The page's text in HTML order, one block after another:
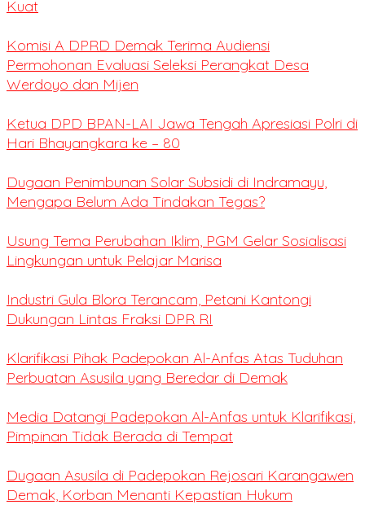
Kuat
Komisi A DPRD Demak Terima Audiensi
Permohonan Evaluasi Seleksi Perangkat Desa
Werdoyo dan Mijen
Ketua DPD BPAN-LAI Jawa Tengah Apresiasi Polri di
Hari Bhayangkara ke – 80
Dugaan Penimbunan Solar Subsidi di Indramayu,
Mengapa Belum Ada Tindakan Tegas?
Usung Tema Perubahan Iklim, PGM Gelar Sosialisasi
Lingkungan untuk Pelajar Marisa
Industri Gula Blora Terancam, Petani Kantongi
Dukungan Lintas Fraksi DPR RI
Klarifikasi Pihak Padepokan Al-Anfas Atas Tuduhan
Perbuatan Asusila yang Beredar di Demak
Media Datangi Padepokan Al-Anfas untuk Klarifikasi,
Pimpinan Tidak Berada di Tempat
Dugaan Asusila di Padepokan Rejosari Karangawen
Demak, Korban Menanti Kepastian Hukum